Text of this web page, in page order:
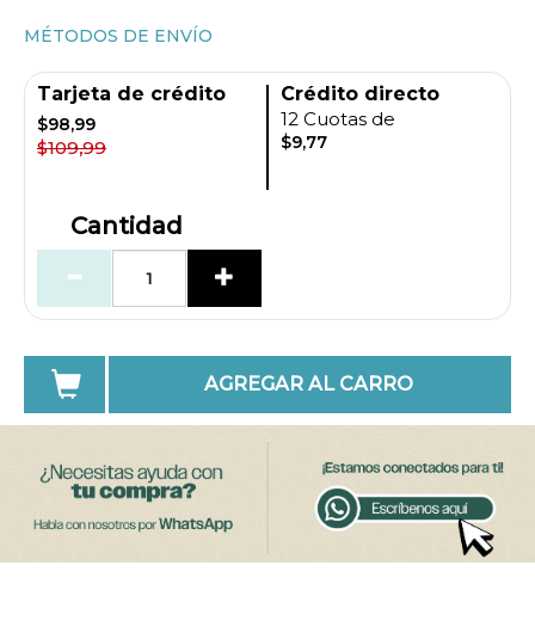
MÉTODOS DE ENVÍO
Tarjeta de crédito
$98,99
$109,99
Crédito directo
12 Cuotas de
$9,77
Cantidad
AGREGAR AL CARRO